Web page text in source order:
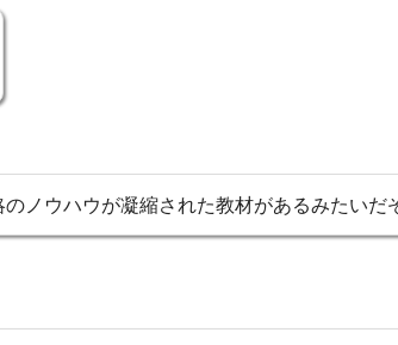
のノウハウが凝縮された教材があるみたいだ